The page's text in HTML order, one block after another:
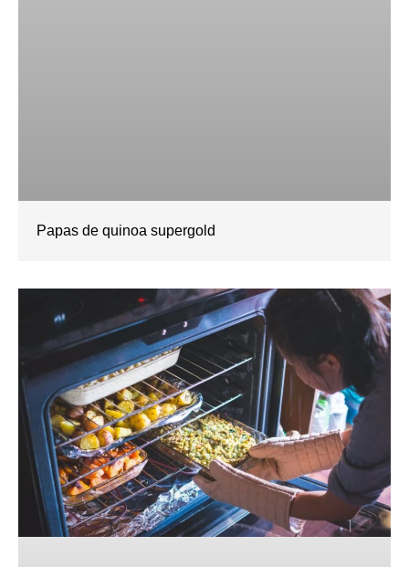
Papas de quinoa supergold